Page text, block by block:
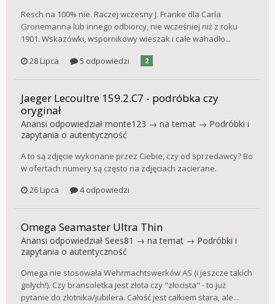
Resch na 100% nie. Raczej wczesny J. Franke dla Carla
Gronemanna lub innego odbiorcy, nie wcześniej niż z roku
1901. Wskazówki, wspornikowy wieszak i całe wahadło...
28 Lipca
5 odpowiedzi 2
Jaeger Lecoultre 159.2.C7 - podróbka czy
oryginał
Anansi odpowiedział monte123 → na temat → Podróbki i
zapytania o autentyczność
A to są zdjęcie wykonane przez Ciebie, czy od sprzedawcy? Bo
w ofertach numery są często na zdjęciach zacierane.
26 Lipca
4 odpowiedzi
Omega Seamaster Ultra Thin
Anansi odpowiedział Sees81 → na temat → Podróbki i
zapytania o autentyczność
Omega nie stosowała Wehrmachtswerków AS (i jeszcze takich
gołych!). Czy bransoletka jest złota czy "złocista" - to już
pytanie do złotnika/jubilera. Całość jest całkiem stara, ale...